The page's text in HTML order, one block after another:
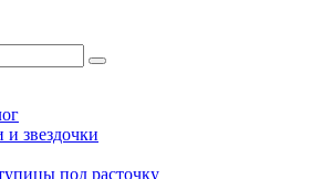
звездочки
под расточку